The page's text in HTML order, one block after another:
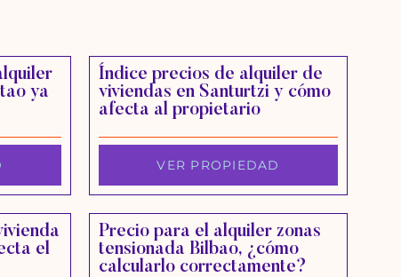
ya
Índice precios de alquiler de
viviendas en Santurtzi y cómo
afecta al propietario
VER PROPIEDAD
el
Precio para el alquiler zonas
tensionada Bilbao, ¿cómo
calcularlo correctamente?